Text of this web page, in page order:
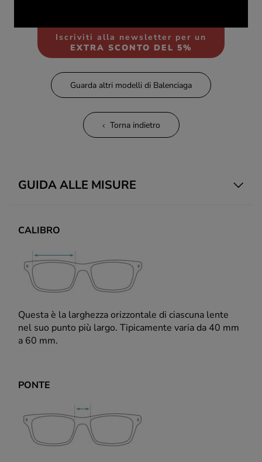
Iscriviti alla newsletter per un
EXTRA SCONTO DEL 5%
Guarda altri modelli di Balenciaga
Torna indietro
GUIDA ALLE MISURE
CALIBRO
Questa è la larghezza orizzontale di ciascuna lente
nel suo punto più largo. Tipicamente varia da 40 mm
a 60 mm.
PONTE